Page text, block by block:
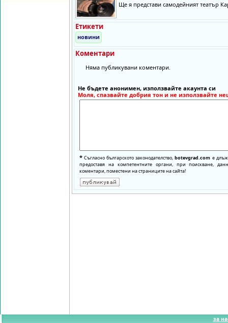
Ще я представи самодейният театър
Етикети
новини
Коментари
Няма публикувани коментари.
Не бъдете анонимен, използвайте акаунта си
Моля, спазвайте добрия тон и не използвайте
* Съгласно българското законодателство,botevgrad.com е
предоставя на компетентните органи, при поискване,
коментари, поместени на страниците на сайта!
за